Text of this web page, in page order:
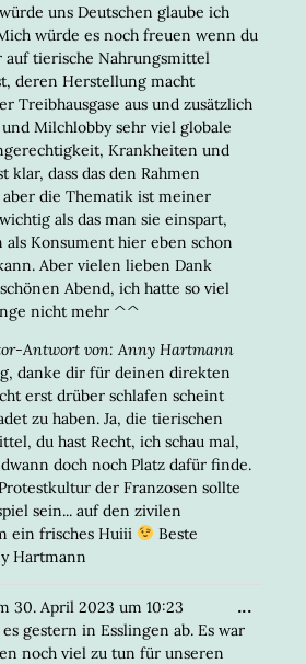
uns Deutschen glaube ich
würde es noch freuen wenn du
auf tierische Nahrungsmittel
deren Herstellung macht
Treibhausgase aus und zusätzlich
Milchlobby sehr viel globale
Krankheiten und
klar, dass das den Rahmen
die Thematik ist meiner
als das man sie einspart,
Konsument hier eben schon
Aber vielen lieben Dank
Abend, ich hatte so viel
nicht mehr ^^
Antwort von: Anny Hartmann
danke dir für deinen direkten
erst drüber schlafen scheint
zu haben. Ja, die tierischen
du hast Recht, ich schau mal,
doch noch Platz dafür finde.
der Franzosen sollte
sein... auf den zivilen
ein frisches Huiii
Beste
Hartmann
30. April 2023 um 10:23
gestern in Esslingen ab. Es war
noch viel zu tun für unseren
...DIESE